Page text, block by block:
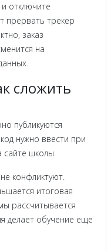
отключите
прервать трекер
заказ
на
сложить
публикуются
нужно ввести при
сайте школы.
конфликтуют.
итоговая
рассчитывается
делает обучение еще